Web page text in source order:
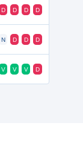
D D D D
N D D D
V V V D